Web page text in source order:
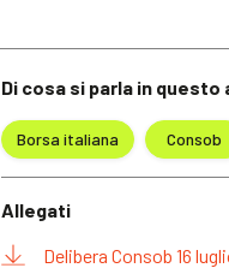
Di cosa si parla in
Borsa italiana Consob
Allegati
Delibera Consob 16